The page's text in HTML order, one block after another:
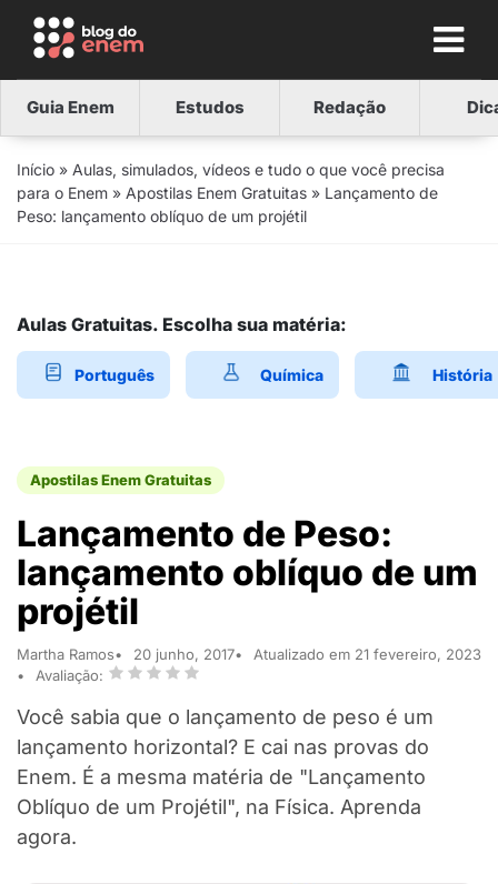
Guia Enem Estudos Redação
Início » Aulas, simulados, vídeos e tudo o que você precisa
para o Enem » Apostilas Enem Gratuitas » Lançamento de
Peso: lançamento oblíquo de um projétil
Aulas Gratuitas. Escolha sua matéria:
Português Química História
Apostilas Enem Gratuitas
Lançamento de Peso:
lançamento oblíquo de um
projétil
Martha Ramos 20 junho, 2017
Atualizado em 21 fevereiro, 2023
Avaliação:
Você sabia que o lançamento de peso é um
lançamento horizontal? E cai nas provas do
Enem. É a mesma matéria de "Lançamento
Oblíquo de um Projétil", na Física. Aprenda
agora.